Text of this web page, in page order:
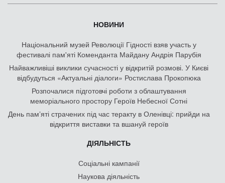
НОВИНИ
Національний музей Революції Гідності взяв участь у
фестивалі пам'яті Коменданта Майдану Андрія Парубія
Найважливіші виклики сучасності у відкритій розмові. У Києві
відбудуться «Актуальні діалоги» Ростислава Прокопюка
Розпочалися підготовчі роботи з облаштування
меморіального простору Героїв Небесної Сотні
День памʼяті страчених під час теракту в Оленівці: прийди на
відкриття виставки та вшануй героїв
ДІЯЛЬНІСТЬ
Соціальні кампанії
Наукова діяльність